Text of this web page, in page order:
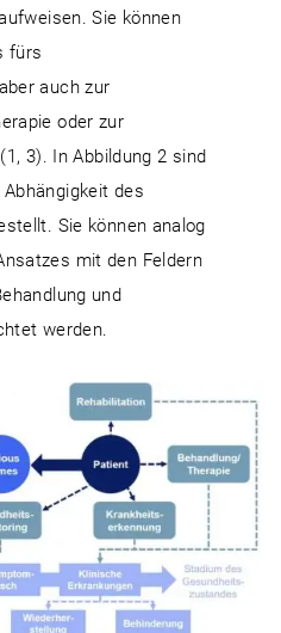
Sie können
fürs
auch zur
oder zur
3). In Abbildung 2 sind
des
Sie können analog
mit den Feldern
und
werden.